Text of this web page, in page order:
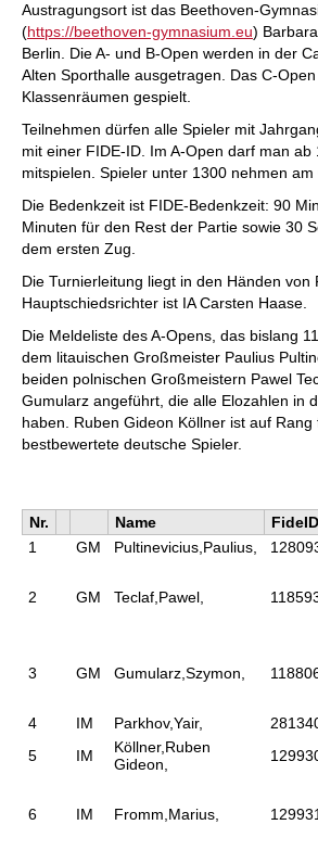
Austragungsort ist das Beethoven-
(https://beethoven-gymnasium.eu)
Berlin. Die A- und B-Open werden in der
Alten Sporthalle ausgetragen. Das C-
Klassenräumen gespielt.
Teilnehmen dürfen alle Spieler mit
mit einer FIDE-ID. Im A-Open darf man ab
mitspielen. Spieler unter 1300 nehmen am
Die Bedenkzeit ist FIDE-Bedenkzeit: 90
Minuten für den Rest der Partie sowie 30
dem ersten Zug.
Die Turnierleitung liegt in den Händen von
Hauptschiedsrichter ist IA Carsten Haase.
Die Meldeliste des A-Opens, das bislang
dem litauischen Großmeister Paulius
beiden polnischen Großmeistern Pawel
Gumularz angeführt, die alle Elozahlen in
haben. Ruben Gideon Köllner ist auf Rang
bestbewertete deutsche Spieler.
Nr. Name FideID
1
GM Pultinevicius,Paulius,
2 GM Teclaf,Pawel,
3 GM Gumularz,Szymon,
4
IM Parkhov,Yair,
5
IM
Köllner,Ruben
Gideon,
6 IM Fromm,Marius,